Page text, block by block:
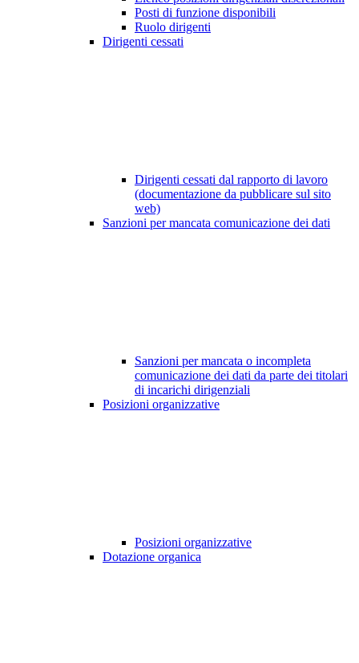
Posti di funzione disponibili
Ruolo dirigenti
Dirigenti cessati
Dirigenti cessati dal rapporto di lavoro
(documentazione da pubblicare sul sito
web)
Sanzioni per mancata comunicazione dei dati
Sanzioni per mancata o incompleta
comunicazione dei dati da parte dei titolari
di incarichi dirigenziali
Posizioni organizzative
Posizioni organizzative
Dotazione organica